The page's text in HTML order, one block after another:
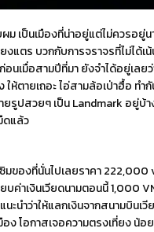
ม เป็นเมืองที่น่าอยู่แต่ไม่ควรอยู่น
งแตร บวกกับการจราจรที่ไม่ได้เน้
นเมื่อสามปีที่มา ยังจำได้อยู่เลยว่
ห้ตายเถอะ ไอ่สามล้อเป่าฮื้อ ทำกั
ยรูปสวยๆ เป็น Landmark อยู่บ้
ดแล้ว
มของที่นั่นไปเลยราคา 222,000
บค่าเงินเวียดนามตอนนี้ 1,000
นะนำว่าให้แลกเงินจากสนามบินเวี
ง โอกาสเจอความตรงเที่ยง น้อ